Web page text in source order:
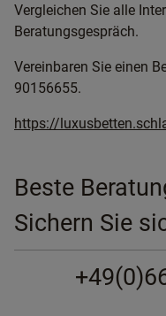
Vergleichen Sie alle
Beratungsgespräch.
Vereinbaren Sie einen
90156655.
https://
Beste
Sichern Sie